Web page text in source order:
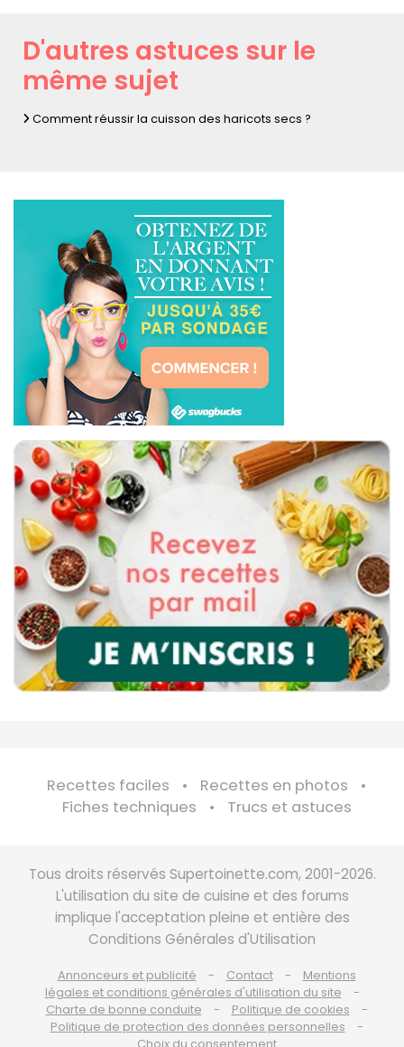
D'autres astuces sur le
même sujet
Comment réussir la cuisson des haricots secs ?
Recettes faciles
Recettes en photos
Fiches techniques
Trucs et astuces
Tous droits réservés Supertoinette.com, 2001-2026.
L'utilisation du site de cuisine et des forums
implique l'acceptation pleine et entière des
Conditions Générales d'Utilisation
Annonceurs et publicité Contact
Mentions
légales et conditions générales d'utilisation du site
Charte de bonne conduite
Politique de cookies
Politique de protection des données personnelles
Choix du consentement